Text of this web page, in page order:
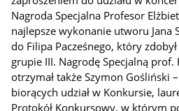
Nagroda Specjalna Profesor
najlepsze wykonanie utworu Jana
do Filipa Pacześnego, który
grupie III. Nagrodę Specjalną
otrzymał także Szymon Gośliński
biorących udział w Konkursie,
Protokół Konkursowy, w którym